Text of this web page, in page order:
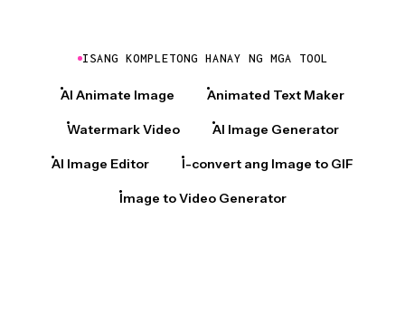
ISANG KOMPLETONG HANAY NG MGA TOOL
AI Animate Image Animated Text Maker
Watermark Video AI Image Generator
AI Image Editor I-convert ang Image to GIF
Image to Video Generator